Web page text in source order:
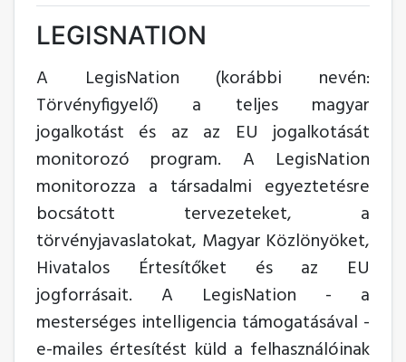
LEGISNATION
A LegisNation (korábbi nevén:
Törvényfigyelő) a teljes magyar
jogalkotást és az az EU jogalkotását
monitorozó program. A LegisNation
monitorozza a társadalmi egyeztetésre
bocsátott tervezeteket, a
törvényjavaslatokat, Magyar Közlönyöket,
Hivatalos Értesítőket és az EU
jogforrásait. A LegisNation - a
mesterséges intelligencia támogatásával -
e-mailes értesítést küld a felhasználóinak